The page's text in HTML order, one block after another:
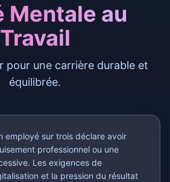
Mentale au
Travail
pour une carrière durable et
équilibrée.
employé sur trois déclare avoir
professionnel ou une
Les exigences de
et la pression du résultat